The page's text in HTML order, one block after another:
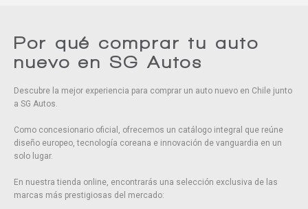
Por qué comprar tu auto
nuevo en SG Autos
Descubre la mejor experiencia para comprar un auto nuevo en Chile junto
a SG Autos.
Como concesionario oficial, ofrecemos un catálogo integral que reúne
diseño europeo, tecnología coreana e innovación de vanguardia en un
solo lugar.
En nuestra tienda online, encontrarás una selección exclusiva de las
marcas más prestigiosas del mercado: